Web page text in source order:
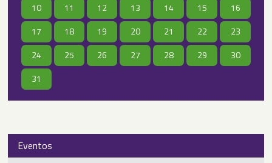
10
11 12 13 14 15
16
17
18 19 20 21 22
23
24
25 26 27 28 29
30
31
Eventos